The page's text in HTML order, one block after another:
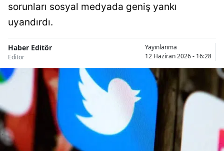
Balıkesir
Bingöl
Bitlis
sorunları sosyal medyada geniş yankı
uyandırdı.
Haber Editör
Editör
Yayınlanma
12 Haziran 2026 - 16:28